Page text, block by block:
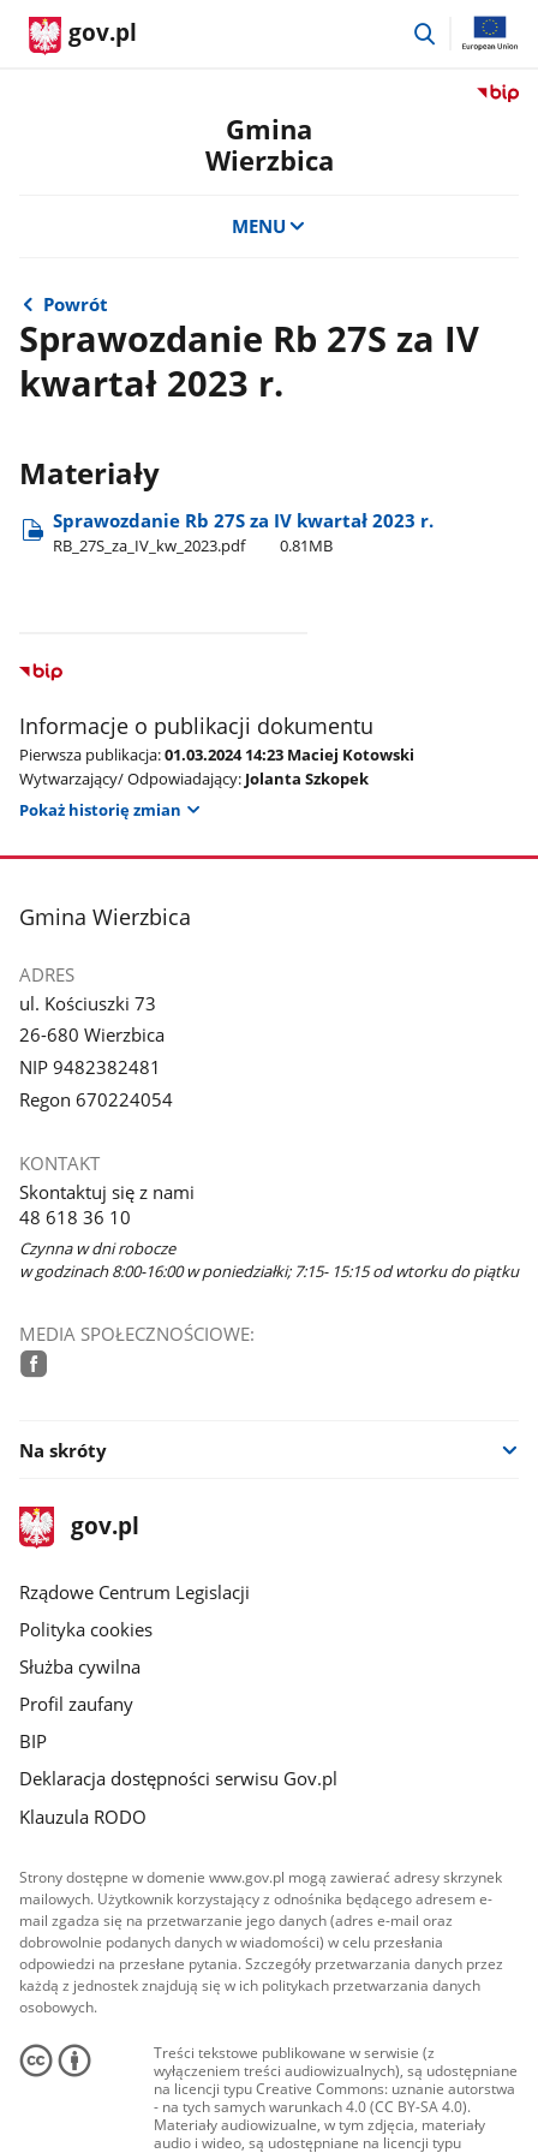
gov.pl
przejdź
Przejdź
Gmina
Wierzbica
MENU
Powrót
Sprawozdanie Rb 27S za IV
kwartał 2023 r.
Materiały
Sprawozdanie Rb 27S za IV kwartał 2023 r.
RB​_27S​_za​_IV​_kw​_2023.pdf 0.81MB
Informacje o publikacji dokumentu
Pierwsza publikacja:01.03.2024 14:23 Maciej Kotowski
Wytwarzający/ Odpowiadający: Jolanta Szkopek
Pokaż historię zmian
stopka
Gmina Wierzbica
ADRES
ul. Kościuszki 73
26-680 Wierzbica
NIP 9482382481
Regon 670224054
KONTAKT
Skontaktuj się z nami
48 618 36 10
Czynna w dni robocze
w godzinach 8:00-16:00 w poniedziałki; 7:15- 15:15 od wtorku do piątku
MEDIA SPOŁECZNOŚCIOWE:
Na skróty
stopka
gov.plStrona
gov.pl
Rządowe Centrum Legislacji
Polityka cookies
Służba cywilna
Profil zaufany
BIP
Deklaracja dostępności serwisu Gov.pl
Klauzula RODO
Strony dostępne w domenie www.gov.pl mogą zawierać adresy skrzynek
mailowych. Użytkownik korzystający z odnośnika będącego adresem e-
mail zgadza się na przetwarzanie jego danych (adres e-mail oraz
dobrowolnie podanych danych w wiadomości) w celu przesłania
odpowiedzi na przesłane pytania. Szczegóły przetwarzania danych przez
każdą z jednostek znajdują się w ich politykach przetwarzania danych
osobowych.
Treści tekstowe publikowane w serwisie (z
wyłączeniem treści audiowizualnych), są udostępniane
na licencji typu Creative Commons: uznanie autorstwa
- na tych samych warunkach 4.0 (CC BY-SA 4.0).
Materiały audiowizualne, w tym zdjęcia, materiały
audio i wideo, są udostępniane na licencji typu